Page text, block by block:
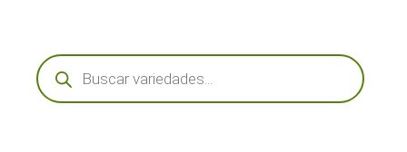
Búsqueda
de
productos